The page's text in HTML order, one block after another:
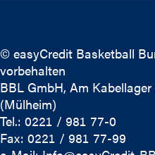
© easyCredit Basketball
vorbehalten
BBL GmbH, Am
(Mülheim)
Tel.: 0221 / 981 77-0
Fax: 0221 / 981 77-99